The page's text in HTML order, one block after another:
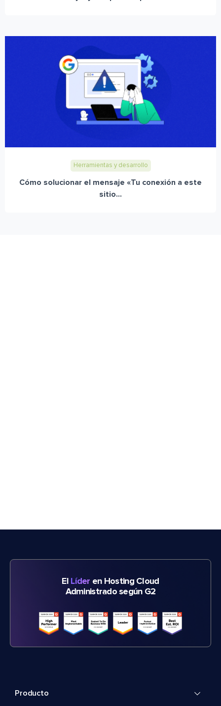
Herramientas y desarrollo
Cómo solucionar el mensaje «Tu conexión a este
sitio...
El Líder en Hosting Cloud
Administrado según G2
Producto